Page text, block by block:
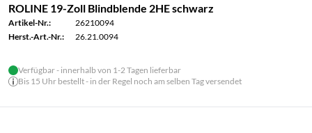
ROLINE 19-Zoll Blindblende 2HE schwarz
Artikel-Nr.:
26210094
Herst.-Art.-Nr.:
26.21.0094
Verfügbar - innerhalb von 1-2 Tagen lieferbar
Bis 15 Uhr bestellt - in der Regel noch am selben Tag versendet